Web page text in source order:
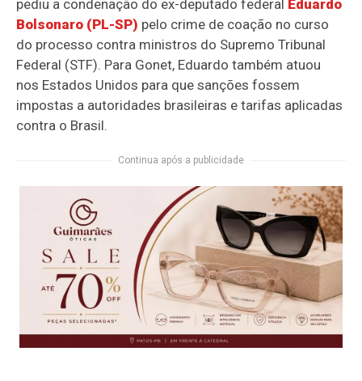
pediu a condenação do ex-deputado federal Eduardo
Bolsonaro (PL-SP) pelo crime de coação no curso
do processo contra ministros do Supremo Tribunal
Federal (STF). Para Gonet, Eduardo também atuou
nos Estados Unidos para que sanções fossem
impostas a autoridades brasileiras e tarifas aplicadas
contra o Brasil.
Continua após a publicidade